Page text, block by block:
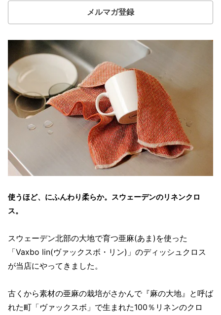
メルマガ登録
使うほど、にふんわり柔らか。スウェーデンのリネンクロ
ス。
スウェーデン北部の大地で育つ亜麻(あま)を使った
「Vaxbo lin(ヴァックスボ・リン)」のディッシュクロス
が当店にやってきました。
古くから素材の亜麻の栽培がさかんで『麻の大地』と呼ば
れた町「ヴァックスボ」で生まれた100％リネンのクロ